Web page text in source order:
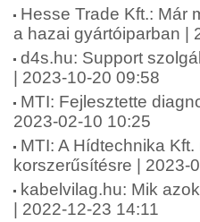
Hesse Trade Kft.: Már
a hazai gyártóiparban |
d4s.hu: Support
| 2023-10-20 09:58
MTI: Fejlesztette
2023-02-10 10:25
MTI: A Hídtechnika
korszerűsítésre | 2023-
kabelvilag.hu: Mik
| 2022-12-23 14:11